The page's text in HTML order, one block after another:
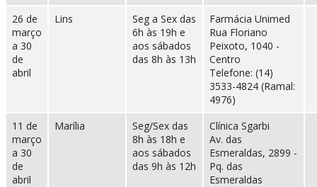
26 de
março
a 30
de
abril
Lins
Seg a Sex das
6h às 19h e
aos sábados
das 8h às 13h
Farmácia Unimed
Rua Floriano
Peixoto, 1040 -
Centro
Telefone: (14)
3533-4824 (Ramal:
4976)
11 de
março
a 30
de
abril
Marília
Seg/Sex das
8h às 18h e
aos sábados
das 9h às 12h
Clínica Sgarbi
Av. das
Esmeraldas, 2899 -
Pq. das
Esmeraldas